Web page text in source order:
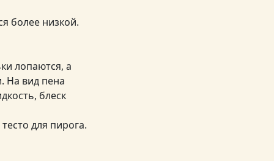
более низкой.
лопаются, а
На вид пена
блеск
для пирога.